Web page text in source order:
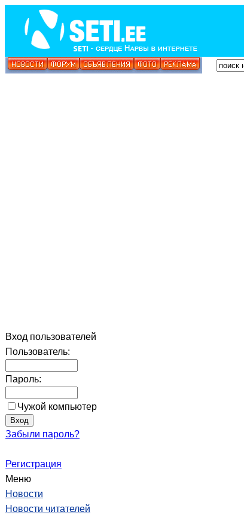
Вход пользователей
Пользователь:
Пароль:
Чужой компьютер
Забыли пароль?
Регистрация
Меню
Новости
Новости читателей